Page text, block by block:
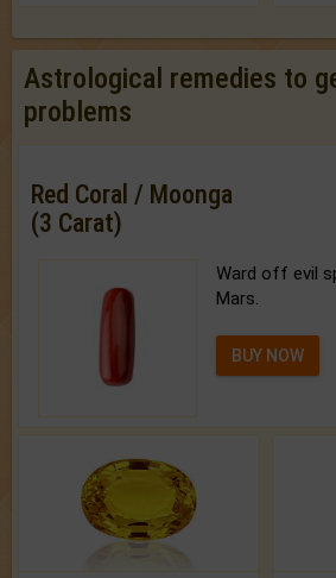
Astrological remedies to
problems
Red Coral / Moonga
(3 Carat)
Ward off evil
Mars.
BUY NOW